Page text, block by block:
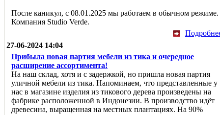
После каникул, с 08.01.2025 мы работаем в обычном режиме.
Компания Studio Verde.
27-06-2024 14:04
Прибыла новая партия мебели из тика и очередное
расширение ассортимента!
На наш склад, хотя и с задержкой, но пришла новая партия
уличной мебели из тика. Напоминаем, что представленные у
нас в магазине изделия из тикового дерева произведены на
фабрике расположенной в Индонезии. В производство идёт
древесина, выращенная на местных плантациях. На 90%